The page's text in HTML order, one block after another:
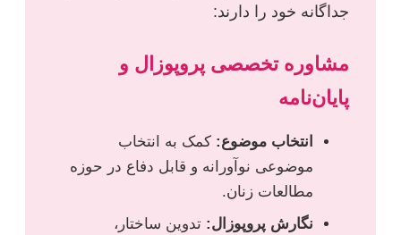
جداگانه خود را دارند:
مشاوره تخصصی پروپوزال و
پایان‌نامه
انتخاب موضوع: کمک به انتخاب
موضوعی نوآورانه و قابل دفاع در حوزه
مطالعات زنان.
نگارش پروپوزال: تدوین ساختار،